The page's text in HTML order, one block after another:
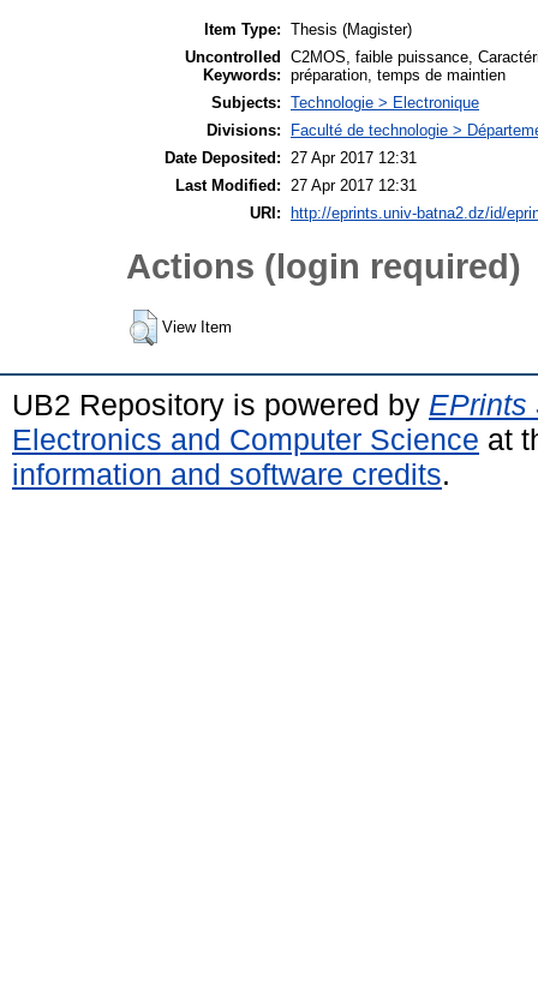
Item Type: Thesis (Magister)
Uncontrolled
Keywords:
C2MOS, faible puissance,
préparation, temps de maintien
Subjects: Technologie > Electronique
Divisions:
Faculté de technologie >
Date Deposited:
27 Apr 2017 12:31
Last Modified:
27 Apr 2017 12:31
URI:
http://eprints.univ-batna2.dz/id/
Actions (login required)
View Item
UB2 Repository is powered by EPrints
Electronics and Computer Science at
information and software credits.